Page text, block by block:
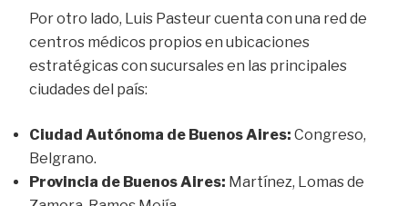
Por otro lado, Luis Pasteur cuenta con una red de
centros médicos propios en ubicaciones
estratégicas con sucursales en las principales
ciudades del país:
Ciudad Autónoma de Buenos Aires: Congreso,
Belgrano.
Provincia de Buenos Aires: Martínez, Lomas de